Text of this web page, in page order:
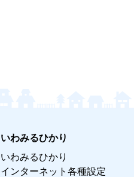
いわみるひかり
いわみるひかり
インターネット各種設定